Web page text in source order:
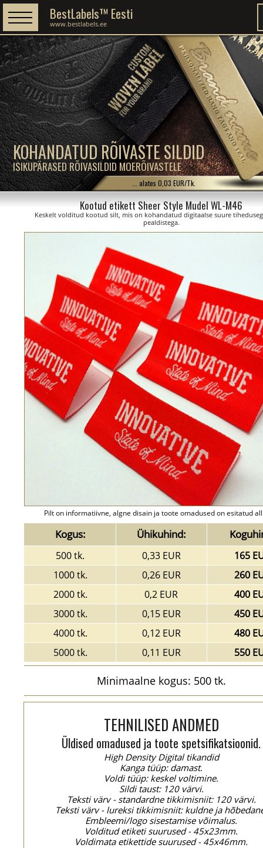
KOHANDATUD RÕIVASTE SILDID
ISIKUPÄRASED RÕIVASILDID MOERÕIVASTELE
BestLabels™ Eesti
www.bestlabels.ee
... alates 0,03 EUR/Tk.
Kootud etikett Sheer Style Mudel WL-M46
Keskelt volditud kootud silt, mis on kohandatud digitaalse suure
pealdistega.
Pilt on informatiivne, algne disain ja toote omadused on esitatud
Kogus: Ühikuhind:
500 tk. 0,33 EUR
165
1000 tk.
0,26 EUR
260
2000 tk.
0,2 EUR
400
3000 tk.
0,15 EUR
450
4000 tk.
0,12 EUR
480
5000 tk.
0,11 EUR 550
Minimaalne kogus: 500 tk.
TEHNILISED ANDMED
Üldised omadused ja toote spetsifikatsioonid.
High Density Digital tikandid
Kanga tüüp: damast.
Voldi tüüp: keskel voltimine.
Sildi taust: 120 värvi.
Teksti värv - standardne tikkimisniit: 120 värvi.
Teksti värv - lureksi tikkimisniit: kuldne ja
Embleemi/logo sisestamise võimalus.
Volditud etiketi suurused - 45x23mm.
Voldimata etikettide suurused - 45x46mm.